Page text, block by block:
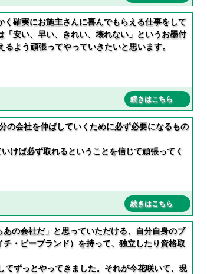
確実にお施主さんに喜んでもらえる仕事をして
「安い、早い、きれい、壊れない」というお墨付
よう頑張ってやっていきたいと思います。
続きはこちら
の会社を伸ばしていくために必ず必要になるもの
けば必ず取れるということを信じて頑張ってく
続きはこちら
あの会社だ」と思っていただける、自分自身のブ
・ビーブランド）を持って、独立したり資格取
ずっとやってきました。それが今花咲いて、現